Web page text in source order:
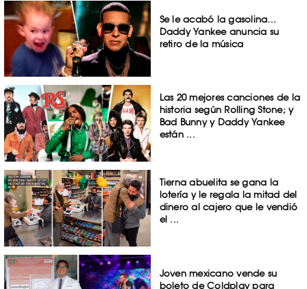
Se le acabó la gasolina…
Daddy Yankee anuncia su
retiro de la música
Las 20 mejores canciones de la
historia según Rolling Stone; y
Bad Bunny y Daddy Yankee
están ...
Tierna abuelita se gana la
lotería y le regala la mitad del
dinero al cajero que le vendió
el ...
Joven mexicano vende su
boleto de Coldplay para